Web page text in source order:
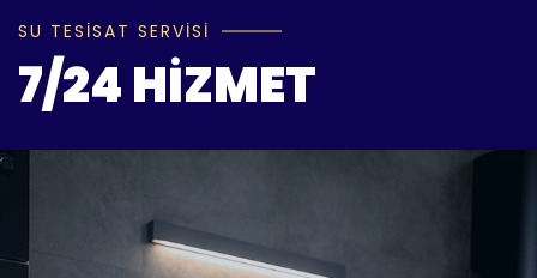
SU TESİSAT SERVİSİ
7/24 HIZMET